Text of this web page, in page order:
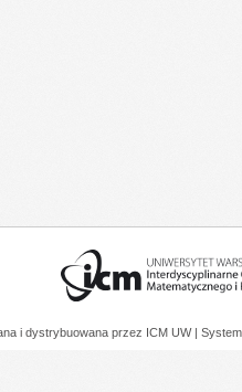
i dystrybuowana przez ICM UW |